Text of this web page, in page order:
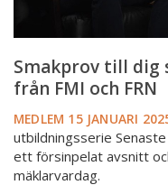
Smakprov till dig
från FMI och FRN
MEDLEM 15 JANUARI
utbildningsserie
ett försinpelat avsnitt
mäklarvardag.